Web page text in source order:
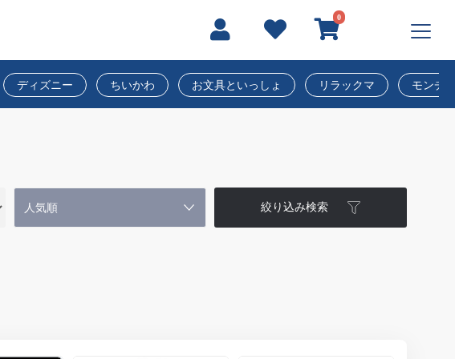
0
ディズニー ちいかわ お文具といっしょ リラックマ モンチ
絞り込み検索